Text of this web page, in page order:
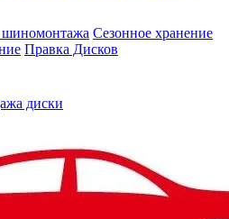
шиномонтажа Сезонное хранение
Правка Дисков
диски